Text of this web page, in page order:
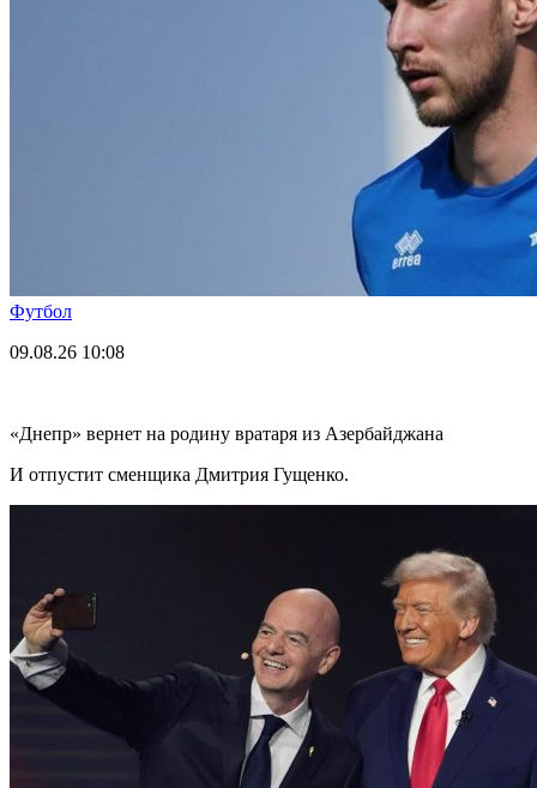
Футбол
09.08.26 10:08
«Днепр» вернет на родину вратаря из Азербайджана
И отпустит сменщика Дмитрия Гущенко.